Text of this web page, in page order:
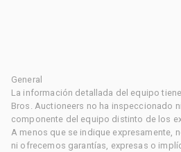
General
La información detallada del equipo
Bros. Auctioneers no ha inspeccionado
componente del equipo distinto de los
A menos que se indique expresamente,
ni ofrecemos garantías, expresas o